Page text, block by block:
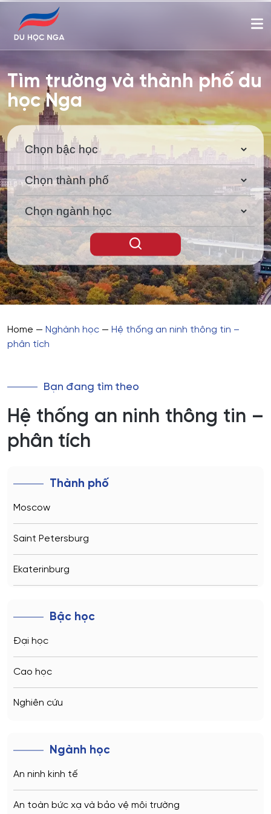
Tìm trường và thành phố du
học Nga
Home — Nghành học — Hệ thống an ninh thông tin –
phân tích
Bạn đang tìm theo
Hệ thống an ninh thông tin –
phân tích
Thành phố
Moscow
Saint Petersburg
Ekaterinburg
Kaliningrad
Bậc học
Đại học
Cao học
Nghiên cứu
Ngành học
An ninh kinh tế
An toàn bức xạ và bảo vệ môi trường